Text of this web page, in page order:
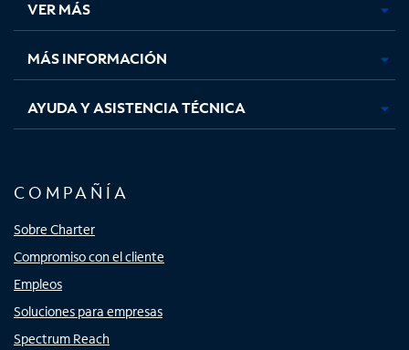
pestaña
nueva
pestaña
nueva
pestaña
nuevanueva
VER MÁS
MÁS INFORMACIÓN
AYUDA Y ASISTENCIA TÉCNICA
COMPAÑÍA
Sobre Charter
Compromiso con el cliente
Empleos
Soluciones para empresas
Spectrum Reach